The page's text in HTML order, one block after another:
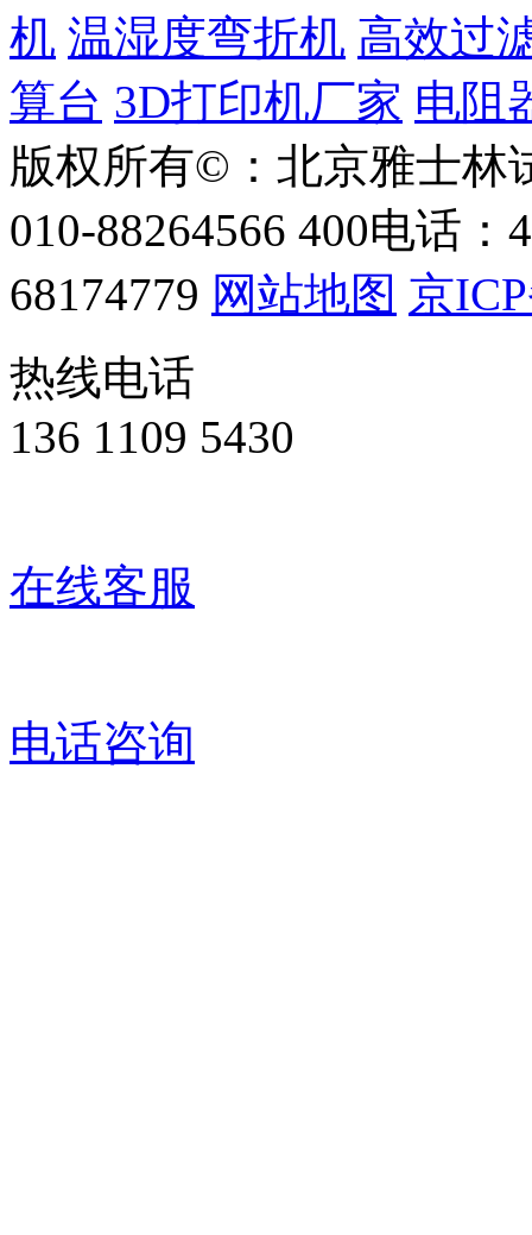
机 温湿度弯折机 高效过
算台 3D打印机厂家 电阻
版权所有©：北京雅士林
010-88264566 400电话：
68174779 网站地图 京
热线电话
136 1109 5430
在线客服
电话咨询